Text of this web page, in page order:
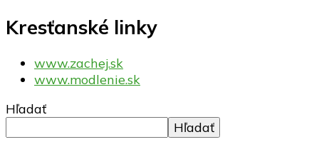
Kresťanské linky
www.zachej.sk
www.modlenie.sk
Hľadať
Hľadať